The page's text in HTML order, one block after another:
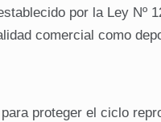
por la Ley Nº
comercial como
proteger el ciclo